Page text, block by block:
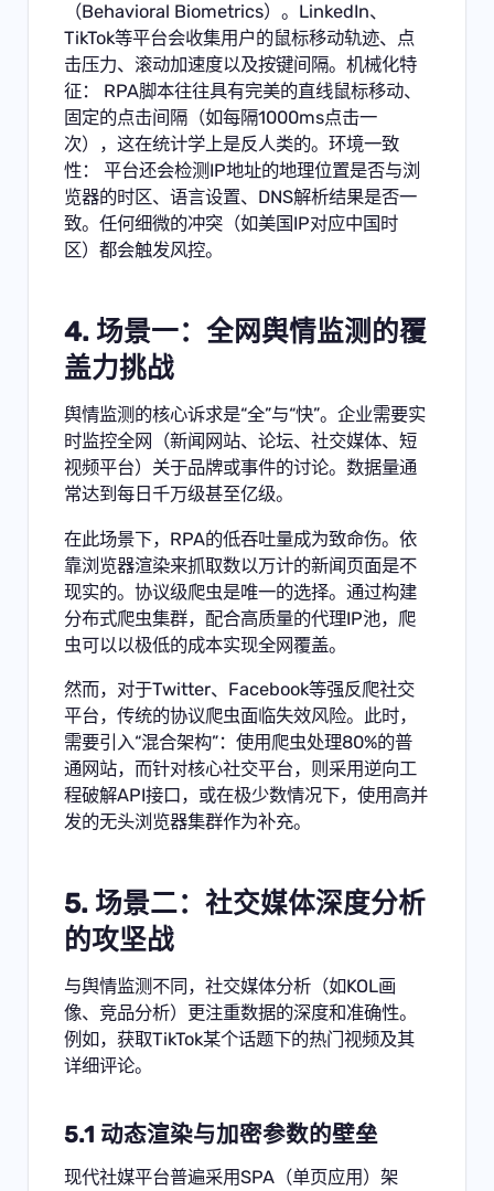
（Behavioral Biometrics）。LinkedIn、
TikTok等平台会收集用户的鼠标移动轨迹、点
击压力、滚动加速度以及按键间隔。机械化特
征： RPA脚本往往具有完美的直线鼠标移动、
固定的点击间隔（如每隔1000ms点击一
次），这在统计学上是反人类的。环境一致
性： 平台还会检测IP地址的地理位置是否与浏
览器的时区、语言设置、DNS解析结果是否一
致。任何细微的冲突（如美国IP对应中国时
区）都会触发风控。
4. 场景一：全网舆情监测的覆
盖力挑战
舆情监测的核心诉求是“全”与“快”。企业需要实
时监控全网（新闻网站、论坛、社交媒体、短
视频平台）关于品牌或事件的讨论。数据量通
常达到每日千万级甚至亿级。
在此场景下，RPA的低吞吐量成为致命伤。依
靠浏览器渲染来抓取数以万计的新闻页面是不
现实的。协议级爬虫是唯一的选择。通过构建
分布式爬虫集群，配合高质量的代理IP池，爬
虫可以以极低的成本实现全网覆盖。
然而，对于Twitter、Facebook等强反爬社交
平台，传统的协议爬虫面临失效风险。此时，
需要引入“混合架构”：使用爬虫处理80%的普
通网站，而针对核心社交平台，则采用逆向工
程破解API接口，或在极少数情况下，使用高并
发的无头浏览器集群作为补充。
5. 场景二：社交媒体深度分析
的攻坚战
与舆情监测不同，社交媒体分析（如KOL画
像、竞品分析）更注重数据的深度和准确性。
例如，获取TikTok某个话题下的热门视频及其
详细评论。
5.1 动态渲染与加密参数的壁垒
现代社媒平台普遍采用SPA（单页应用）架